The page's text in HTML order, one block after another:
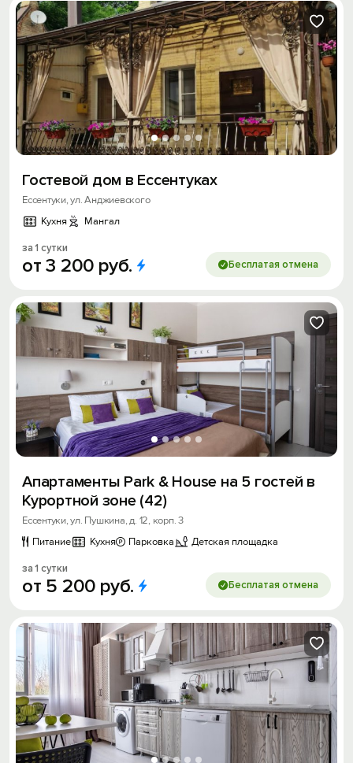
Гостевой дом в Ессентуках
Ессентуки, ул. Анджиевского
Кухня
Мангал
за 1 сутки
от3 200 руб. Бесплатая отмена
Апартаменты Park & House на 5 гостей в
Курортной зоне (42)
Ессентуки, ул. Пушкина, д. 12, корп. 3
Питание
Кухня Парковка Детская площадка
за 1 сутки
от 5 200 руб. Бесплатая отмена